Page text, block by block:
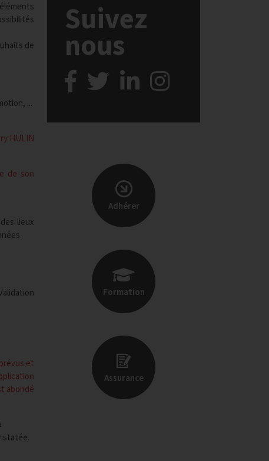
de
...
HULIN
de son
lieux
et
abondé
Suivez
nous
Adhérer
Formation
Assurance